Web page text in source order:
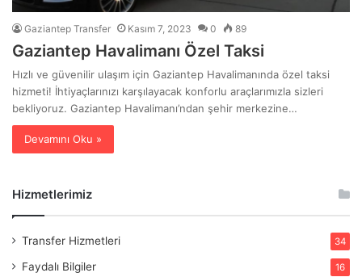
Gaziantep Transfer Kasım 7, 2023 0 89
Gaziantep Havalimanı Özel Taksi
Hızlı ve güvenilir ulaşım için Gaziantep Havalimanında özel taksi
hizmeti! İhtiyaçlarınızı karşılayacak konforlu araçlarımızla sizleri
bekliyoruz. Gaziantep Havalimanı’ndan şehir merkezine…
Devamını Oku »
Hizmetlerimiz
Transfer Hizmetleri 34
Faydalı Bilgiler 16